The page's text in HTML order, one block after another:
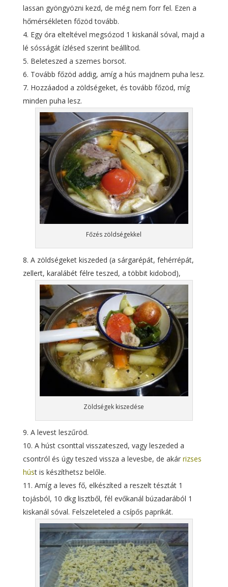
lassan gyöngyözni kezd, de még nem forr fel. Ezen a
hőmérsékleten főzöd tovább.
Egy óra elteltével megsózod 1 kiskanál sóval, majd a
lé sósságát ízlésed szerint beállítod.
Beleteszed a szemes borsot.
Tovább főzöd addig, amíg a hús majdnem puha lesz.
Hozzáadod a zöldségeket, és tovább főzöd, míg
minden puha lesz.
Főzés zöldségekkel
A zöldségeket kiszeded (a sárgarépát, fehérrépát,
zellert, karalábét félre teszed, a többit kidobod),
Zöldségek kiszedése
A levest leszűröd.
A húst csonttal visszateszed, vagy leszeded a
csontról és úgy teszed vissza a levesbe, de akár rizses
húst is készíthetsz belőle.
Amíg a leves fő, elkészíted a reszelt tésztát 1
tojásból, 10 dkg lisztből, fél evőkanál búzadarából 1
kiskanál sóval. Felszeleteled a csípős paprikát.